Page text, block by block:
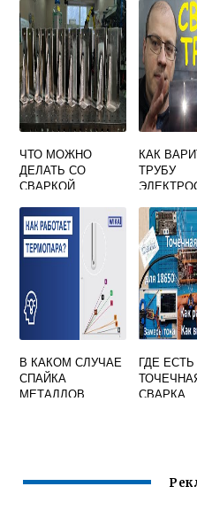
ДЕФЕКТНОГО
УЧАСТКА ШВА
ЕСЛИ СВАРКА
ПРОИЗВОДИЛАСЬ
С
ПРЕДВАРИТЕЛЬН
ЫМ
ЧТО МОЖНО
ДЕЛАТЬ СО
СВАРКОЙ
КАК
ТРУБУ
В КАКОМ СЛУЧАЕ
СПАЙКА
МЕТАЛЛОВ
ГДЕ ЕСТЬ
СВАРКА